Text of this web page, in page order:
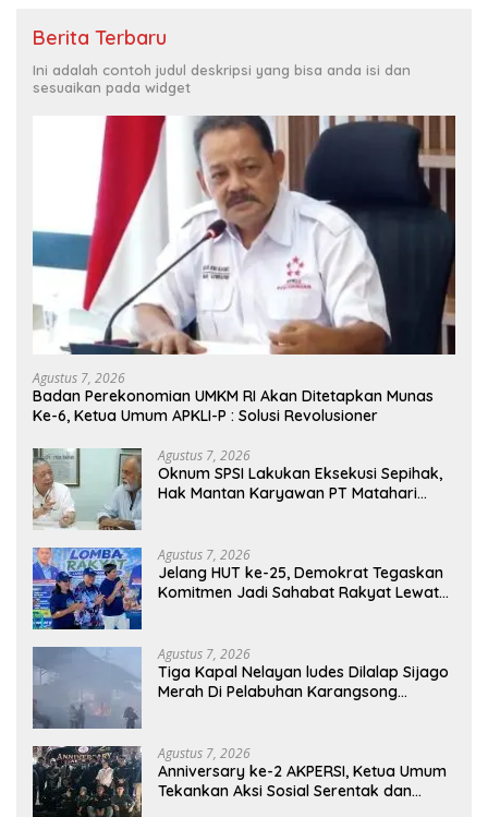
Berita Terbaru
Ini adalah contoh judul deskripsi yang bisa anda isi dan
sesuaikan pada widget
Agustus 7, 2026
Badan Perekonomian UMKM RI Akan Ditetapkan Munas
Ke-6, Ketua Umum APKLI-P : Solusi Revolusioner
Agustus 7, 2026
Oknum SPSI Lakukan Eksekusi Sepihak,
Hak Mantan Karyawan PT Matahari
Agustus 7, 2026
Jelang HUT ke-25, Demokrat Tegaskan
Komitmen Jadi Sahabat Rakyat Lewat
Agustus 7, 2026
Tiga Kapal Nelayan ludes Dilalap Sijago
Merah Di Pelabuhan Karangsong
Agustus 7, 2026
Anniversary ke-2 AKPERSI, Ketua Umum
Tekankan Aksi Sosial Serentak dan